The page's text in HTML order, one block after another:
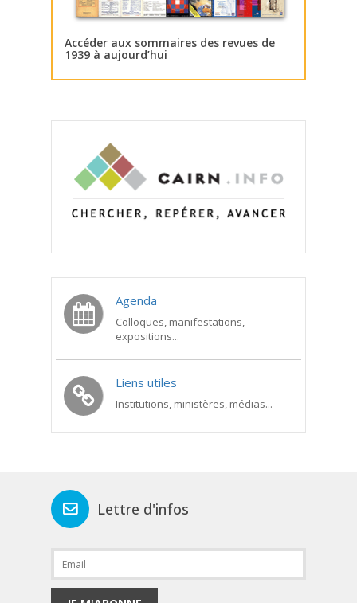
Accéder aux sommaires des revues de
1939 à aujourd’hui
Agenda
Colloques, manifestations,
expositions...
Liens utiles
Institutions, ministères, médias...
Lettre d'infos